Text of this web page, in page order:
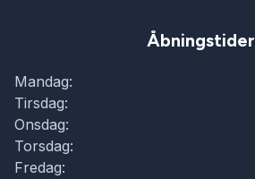
Parkeringssensor bagved
Parkeringssensor foran
Åbningstider
Mandag:
Tirsdag:
Onsdag:
Torsdag:
Fredag: